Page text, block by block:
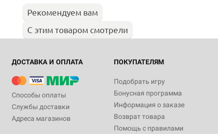
Рекомендуем вам
С этим товаром смотрели
ДОСТАВКА И ОПЛАТА
Способы оплаты
Службы доставки
Адреса магазинов
ПОКУПАТЕЛЯМ
Подобрать игру
Бонусная программа
Информация о заказе
Возврат товара
Помощь с правилами